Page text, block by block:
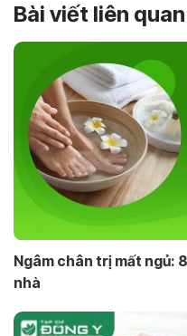
Bài viết liên quan
Ngâm chân trị mất ngủ:
nhà